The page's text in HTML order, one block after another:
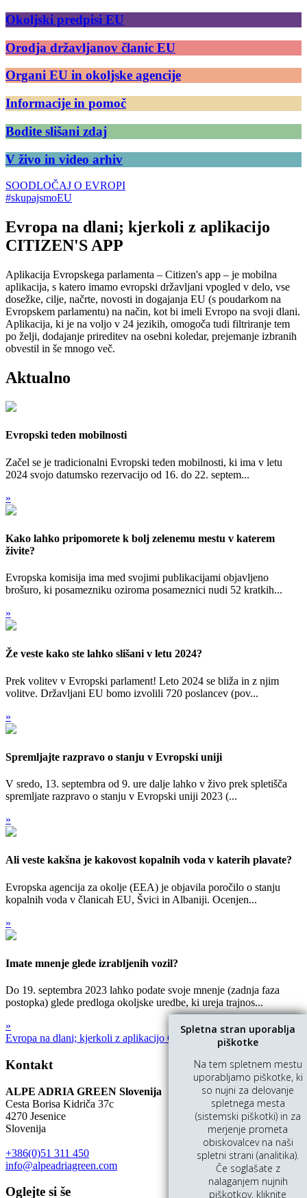
Spletna stran uporablja
piškotke
Na tem spletnem mestu
uporabljamo piškotke, ki
so nujni za delovanje
spletnega mesta
(sistemski piškotki) in za
merjenje prometa
obiskovalcev na naši
spletni strani (analitika).
Če soglašate z
nalaganjem nujnih
piškotkov, kliknite
Okoljski predpisi EU
Orodja državljanov članic EU
Organi EU in okoljske agencije
Informacije in pomoč
Bodite slišani zdaj
V živo in video arhiv
SOODLOČAJ O EVROPI
#skupajsmoEU
Evropa na dlani; kjerkoli z aplikacijo
CITIZEN'S APP
Aplikacija Evropskega parlamenta – Citizen's app – je mobilna
aplikacija, s katero imamo evropski državljani vpogled v delo, vse
dosežke, cilje, načrte, novosti in dogajanja EU (s poudarkom na
Evropskem parlamentu) na način, kot bi imeli Evropo na svoji dlani.
Aplikacija, ki je na voljo v 24 jezikih, omogoča tudi filtriranje tem
po želji, dodajanje prireditev na osebni koledar, prejemanje izbranih
obvestil in še mnogo več.
Aktualno
Evropski teden mobilnosti
Začel se je tradicionalni Evropski teden mobilnosti, ki ima v letu
2024 svojo datumsko rezervacijo od 16. do 22. septem...
»
Kako lahko pripomorete k bolj zelenemu mestu v katerem
živite?
Evropska komisija ima med svojimi publikacijami objavljeno
brošuro, ki posamezniku oziroma posameznici nudi 52 kratkih...
»
Že veste kako ste lahko slišani v letu 2024?
Prek volitev v Evropski parlament! Leto 2024 se bliža in z njim
volitve. Državljani EU bomo izvolili 720 poslancev (pov...
»
Spremljajte razpravo o stanju v Evropski uniji
V sredo, 13. septembra od 9. ure dalje lahko v živo prek spletišča
spremljate razpravo o stanju v Evropski uniji 2023 (...
»
Ali veste kakšna je kakovost kopalnih voda v katerih plavate?
Evropska agencija za okolje (EEA) je objavila poročilo o stanju
kopalnih voda v članicah EU, Švici in Albaniji. Ocenjen...
»
Imate mnenje glede izrabljenih vozil?
Do 19. septembra 2023 lahko podate svoje mnenje (zadnja faza
postopka) glede predloga okoljske uredbe, ki ureja trajnos...
»
Evropa na dlani; kjerkoli z aplikacijo CITIZEN'S APP
Kontakt
ALPE ADRIA GREEN Slovenija
Cesta Borisa Kidriča 37c
4270 Jesenice
Slovenija
+386(0)51 311 450
info@alpeadriagreen.com
Oglejte si še